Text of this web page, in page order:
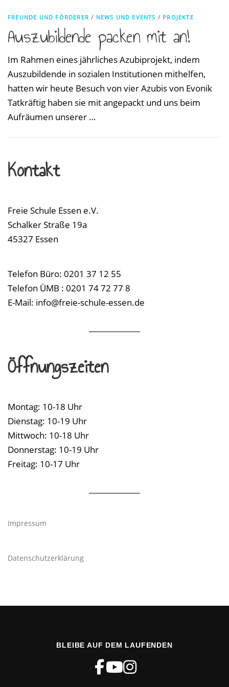
FREUNDE UND FÖRDERER / NEWS UND EVENTS / PROJEKTE
Auszubildende packen mit an!
Im Rahmen eines jährliches Azubiprojekt, indem
Auszubildende in sozialen Institutionen mithelfen,
hatten wir heute Besuch von vier Azubis von Evonik
Tatkräftig haben sie mit angepackt und uns beim
Aufräumen unserer …
Kontakt
Freie Schule Essen e.V.
Schalker Straße 19a
45327 Essen
Telefon Büro: 0201 37 12 55
Telefon ÜMB : 0201 74 72 77 8
E-Mail: info@freie-schule-essen.de
Öffnungszeiten
Montag: 10-18 Uhr
Dienstag: 10-19 Uhr
Mittwoch: 10-18 Uhr
Donnerstag: 10-19 Uhr
Freitag: 10-17 Uhr
Impressum
Datenschutzerklärung
BLEIBE AUF DEM LAUFENDEN